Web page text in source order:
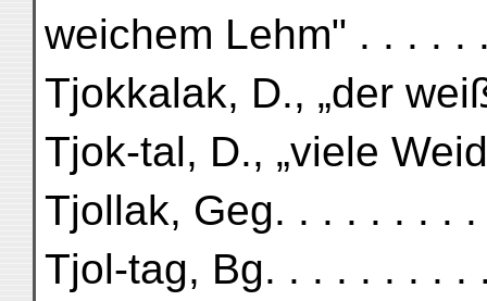
weichem Lehm" . . . . .
Tjokkalak, D., „der
Tjok-tal, D., „viele
Tjollak, Geg. . . . . . . .
Tjol-tag, Bg. . . . . . . . .